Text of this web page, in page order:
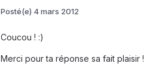
Posté(e) 4 mars 2012
Coucou ! :)
Merci pour ta réponse sa fait plaisir !